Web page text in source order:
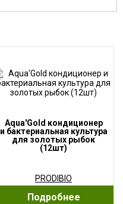
Aqua'Gold кондиционер
и бактериальная культура
для золотых рыбок
(12шт)
PRODIBIO
Подробнее